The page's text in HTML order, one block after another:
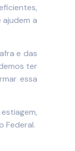
a
e das
ter
essa
Federal.